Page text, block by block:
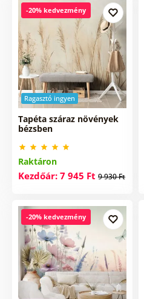
Ragasztó ingyen
-20% kedvezmény
Tapéta száraz növények
bézsben
Raktáron
Kezdőár: 7 945 Ft 9 930 Ft
-20% kedvezmény